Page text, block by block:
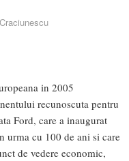
in 2005
recunoscuta pentru
Ford, care a inaugurat
urma cu 100 de ani si care
de vedere economic,